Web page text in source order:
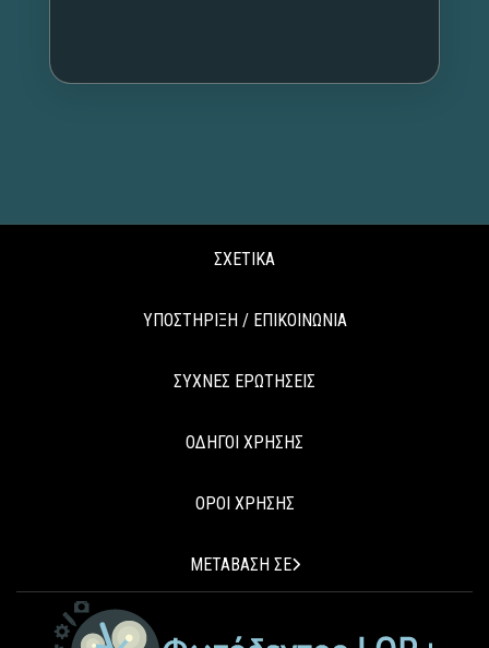
ΣΧΕΤΙΚΑ
ΥΠΟΣΤΗΡΙΞΗ / ΕΠΙΚΟΙΝΩΝΙΑ
ΣΥΧΝΕΣ ΕΡΩΤΗΣΕΙΣ
ΟΔΗΓΟΙ ΧΡΗΣΗΣ
ΟΡΟΙ ΧΡΗΣΗΣ
ΜΕΤΑΒΑΣΗ ΣΕ